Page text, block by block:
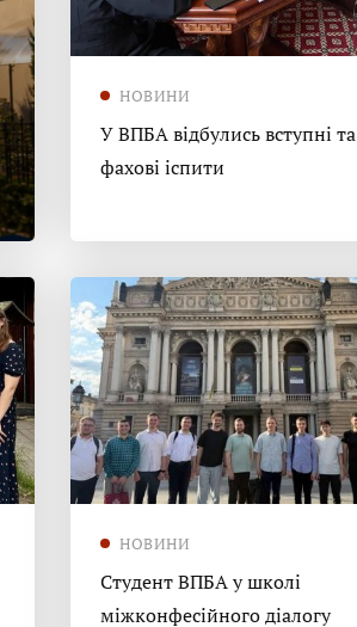
НОВИНИ
У ВПБА відбулись вступні та
фахові іспити
НОВИНИ
Студент ВПБА у школі
міжконфесійного діалогу